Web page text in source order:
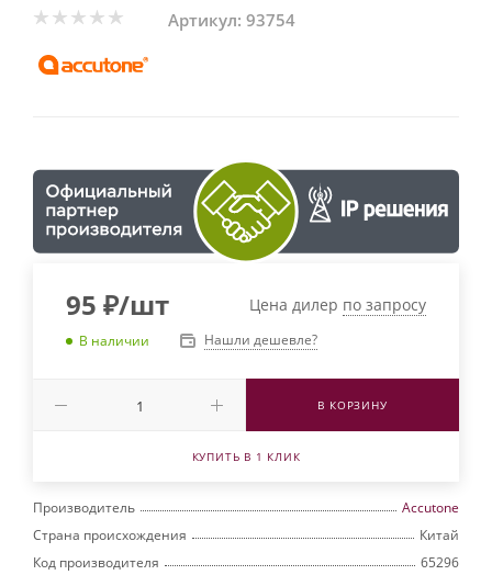
Артикул: 93754
95 ₽/шт Цена дилер по запросу
В наличии Нашли дешевле?
В КОРЗИНУ
КУПИТЬ В 1 КЛИК
Производитель
Accutone
Страна происхождения
Китай
Код производителя
65296